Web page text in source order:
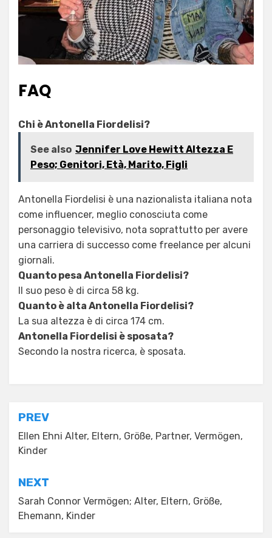
FAQ
Chi è Antonella Fiordelisi?
See also Jennifer Love Hewitt Altezza E
Peso; Genitori, Età, Marito, Figli
Antonella Fiordelisi è una nazionalista italiana nota
come influencer, meglio conosciuta come
personaggio televisivo, nota soprattutto per avere
una carriera di successo come freelance per alcuni
giornali.
Quanto pesa Antonella Fiordelisi?
Il suo peso è di circa 58 kg.
Quanto è alta Antonella Fiordelisi?
La sua altezza è di circa 174 cm.
Antonella Fiordelisi è sposata?
Secondo la nostra ricerca, è sposata.
Post
navigation
PREV
Ellen Ehni Alter, Eltern, Größe, Partner, Vermögen,
Kinder
NEXT
Sarah Connor Vermögen; Alter, Eltern, Größe,
Ehemann, Kinder